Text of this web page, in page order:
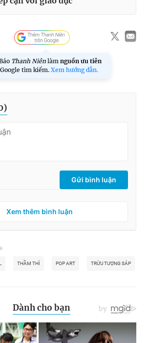
Thanh Niên làm nguồn ưu tiên
tìm kiếm. Xem hướng dẫn.
)
Gửi bình luận
Xem thêm bình luận
THẦM THÌ POP ART TRỪU TƯỢNG SÁP